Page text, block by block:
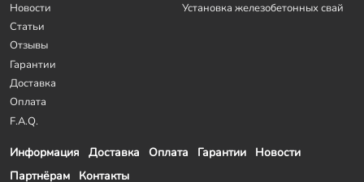
Информация Доставка Оплата Гарантии
Новости
Партнёрам
Контакты
Новости
Статьи
Отзывы
Гарантии
Доставка
Оплата
F.A.Q.
Установка железобетонных свай